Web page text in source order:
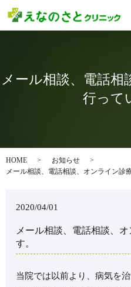
メール相談、電話
行って
HOME
お知らせ
メール相談、電話相談、オンライン診
2020/04/01
メール相談、電話相談、
す。
当院では以前より、病気を